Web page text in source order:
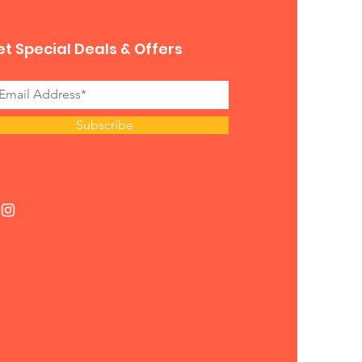
Special Deals & Offers
Subscribe